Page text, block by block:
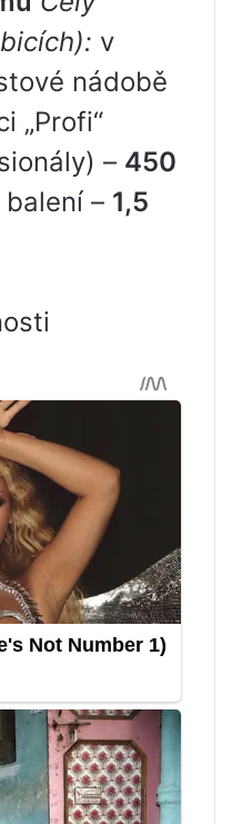
v
nádobě
„Profi“
– 450
– 1,5